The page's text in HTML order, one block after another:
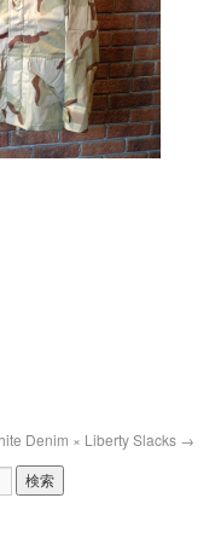
Denim × Liberty Slacks →